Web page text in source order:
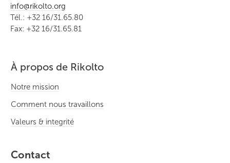
info@rikolto.org
Tél.: +32 16/31.65.80
Fax: +32 16/31.65.81
À propos de Rikolto
Notre mission
Comment nous travaillons
Valeurs & integrité
Contact